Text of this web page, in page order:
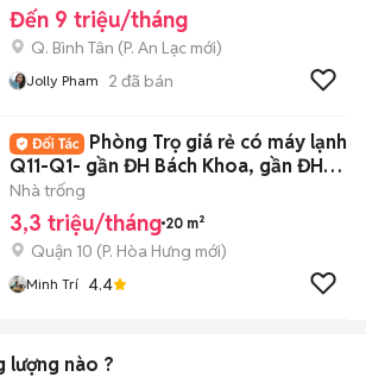
Đến 9 triệu/tháng
Q. Bình Tân (P. An Lạc mới)
Jolly Pham 2 đã bán
Phòng Trọ giá rẻ có máy lạnh
Q11-Q1- gần ĐH Bách Khoa, gần ĐH
Kinh tế
Nhà trống
3,3 triệu/tháng 20 m²
Quận 10 (P. Hòa Hưng mới)
Minh Trí 4.4
lượng nào ?